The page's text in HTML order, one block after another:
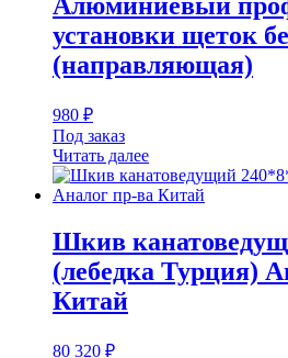
установки щеток
(направляющая)
980 ₽
Под заказ
Читать далее
Шкив
(лебедка Турция)
Китай
80 320 ₽